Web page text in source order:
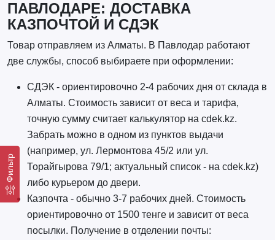
Фильтр
ПАВЛОДАРЕ: ДОСТАВКА
КАЗПОЧТОЙ И СДЭК
Товар отправляем из Алматы. В Павлодар работают
две службы, способ выбираете при оформлении:
СДЭК - ориентировочно 2-4 рабочих дня от склада в
Алматы. Стоимость зависит от веса и тарифа,
точную сумму считает калькулятор на cdek.kz.
Забрать можно в одном из пунктов выдачи
(например, ул. Лермонтова 45/2 или ул.
Торайгырова 79/1; актуальный список - на cdek.kz)
либо курьером до двери.
Казпочта - обычно 3-7 рабочих дней. Стоимость
ориентировочно от 1500 тенге и зависит от веса
посылки. Получение в отделении почты: